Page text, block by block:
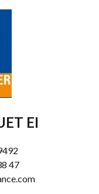
EI
47